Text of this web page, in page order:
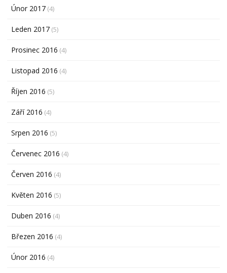
Únor 2017 (4)
Leden 2017 (5)
Prosinec 2016 (4)
Listopad 2016 (4)
Říjen 2016 (5)
Září 2016 (4)
Srpen 2016 (5)
Červenec 2016 (4)
Červen 2016 (4)
Květen 2016 (5)
Duben 2016 (4)
Březen 2016 (4)
Únor 2016 (4)